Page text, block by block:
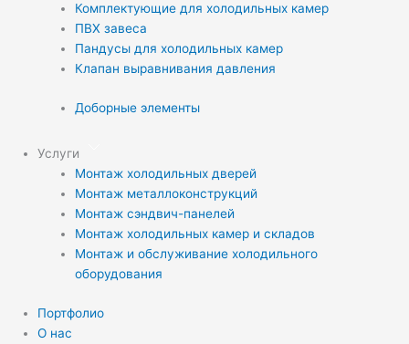
Комплектующие для холодильных камер
ПВХ завеса
Пандусы для холодильных камер
Клапан выравнивания давления
Доборные элементы
Услуги
Монтаж холодильных дверей
Монтаж металлоконструкций
Монтаж сэндвич-панелей
Монтаж холодильных камер и складов
Монтаж и обслуживание холодильного
оборудования
Портфолио
О нас